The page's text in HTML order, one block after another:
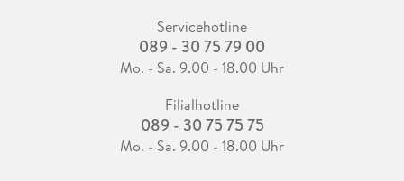
Servicehotline
089 - 30 75 79 00
Mo. - Sa. 9.00 - 18.00 Uhr
Filialhotline
089 - 30 75 75 75
Mo. - Sa. 9.00 - 18.00 Uhr